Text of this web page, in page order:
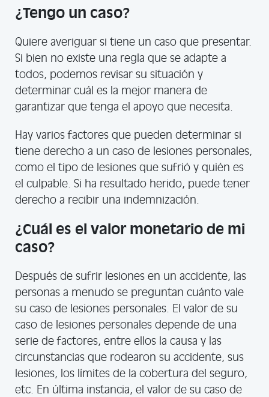
¿Tengo un caso?
Quiere averiguar si tiene un caso que presentar.
Si bien no existe una regla que se adapte a
todos, podemos revisar su situación y
determinar cuál es la mejor manera de
garantizar que tenga el apoyo que necesita.
Hay varios factores que pueden determinar si
tiene derecho a un caso de lesiones personales,
como el tipo de lesiones que sufrió y quién es
el culpable. Si ha resultado herido, puede tener
derecho a recibir una indemnización.
¿Cuál es el valor monetario de mi
caso?
Después de sufrir lesiones en un accidente, las
personas a menudo se preguntan cuánto vale
su caso de lesiones personales. El valor de su
caso de lesiones personales depende de una
serie de factores, entre ellos la causa y las
circunstancias que rodearon su accidente, sus
lesiones, los límites de la cobertura del seguro,
etc. En última instancia, el valor de su caso de